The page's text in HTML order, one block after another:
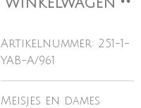
WINKELWAGEN
Artikelnummer: 251-1-
YAB-A/961
Meisjes en dames